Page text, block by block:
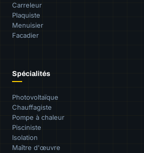
Carreleur
Plaquiste
Menuisier
Facadier
Spécialités
Photovoltaïque
Chauffagiste
Pompe à chaleur
Pisciniste
Isolation
Maître d'œuvre